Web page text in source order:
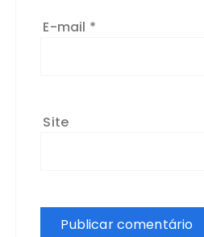
E-mail *
Site